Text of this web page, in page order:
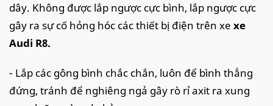
dây. Không được lắp ngược cực bình, lắp ngược cực
gây ra sự cố hỏng hóc các thiết bị điện trên xe xe
Audi R8.
- Lắp các gông bình chắc chắn, luôn để bình thẳng
đứng, tránh để nghiêng ngả gây rò rỉ axit ra xung